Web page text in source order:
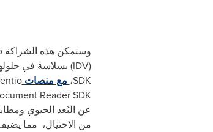
(IDV) بسلاسة في حلولها الرقمية الخاصة بعمليات الإعداد. سيتم دمج حلين من حلول
SDK، مع منصات
من الاحتيال، مما يضيف